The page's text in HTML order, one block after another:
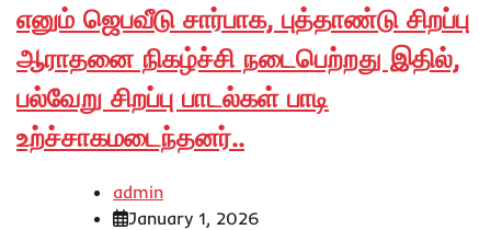
எனும் ஜெபவீடு சார்பாக, புத்தாண்டு சிறப்பு
ஆராதனை நிகழ்ச்சி நடைபெற்றது இதில்,
பல்வேறு சிறப்பு பாடல்கள் பாடி
உற்ச்சாகமடைந்தனர்..
admin
January 1, 2026